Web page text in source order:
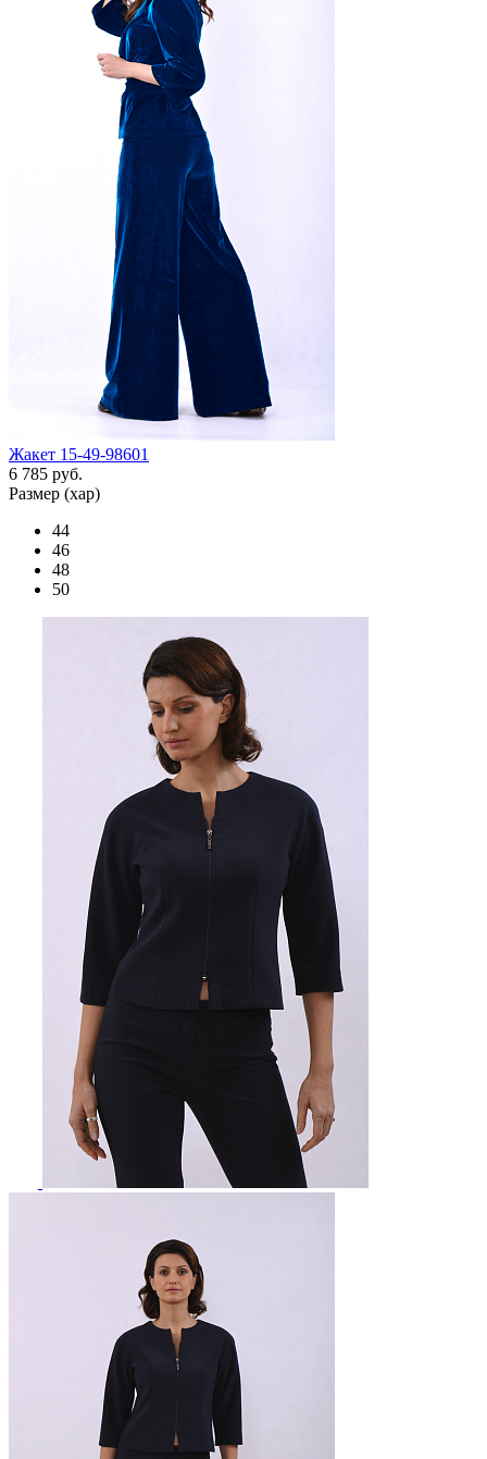
Жакет 15-49-98601
6 785 руб.
Размер (хар)
44
46
48
50